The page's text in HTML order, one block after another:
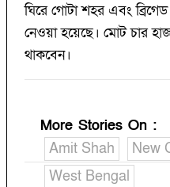
ঘিরে গোটা শহর এবং ব্রিগেড
নেওয়া হয়েছে। মোট চার
থাকবেন।
More Stories On :
Amit Shah
New
West Bengal